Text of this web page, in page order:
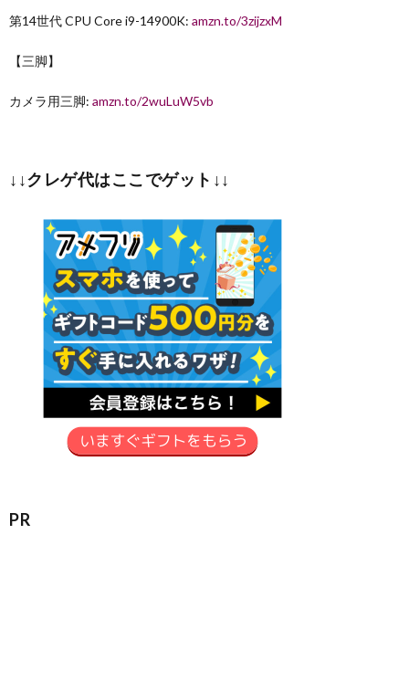
第14世代 CPU Core i9-14900K: amzn.to/3zijzxM
【三脚】
カメラ用三脚: amzn.to/2wuLuW5vb
↓↓クレゲ代はここでゲット↓↓
PR